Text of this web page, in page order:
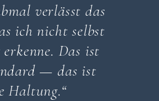
verlässt das
ich nicht selbst
Das ist
— das ist
Haltung.“